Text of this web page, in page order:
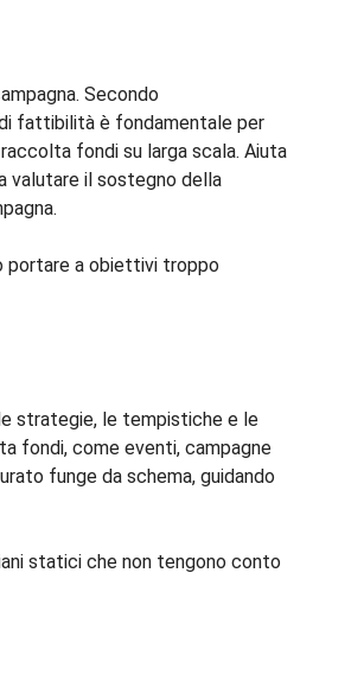
Secondo
fattibilità è fondamentale per
fondi su larga scala. Aiuta
valutare il sostegno della
portare a obiettivi troppo
strategie, le tempistiche e le
fondi, come eventi, campagne
funge da schema, guidando
statici che non tengono conto